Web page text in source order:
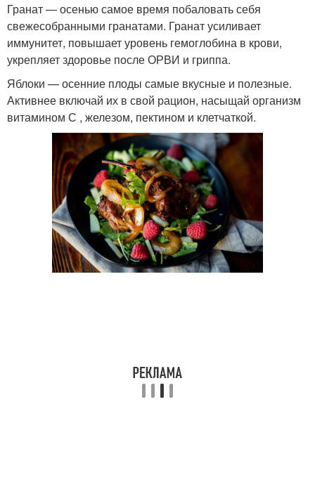
Гранат — осенью самое время побаловать себя
свежесобранными гранатами. Гранат усиливает
иммунитет, повышает уровень гемоглобина в крови,
укрепляет здоровье после ОРВИ и гриппа.
Яблоки — осенние плоды самые вкусные и полезные.
Активнее включай их в свой рацион, насыщай организм
витамином С , железом, пектином и клетчаткой.